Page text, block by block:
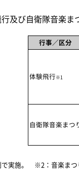
及び自衛隊音楽ま
行事／区分
体験飛行※1
自衛隊音楽まつ
実施。 ※2：音楽まつ